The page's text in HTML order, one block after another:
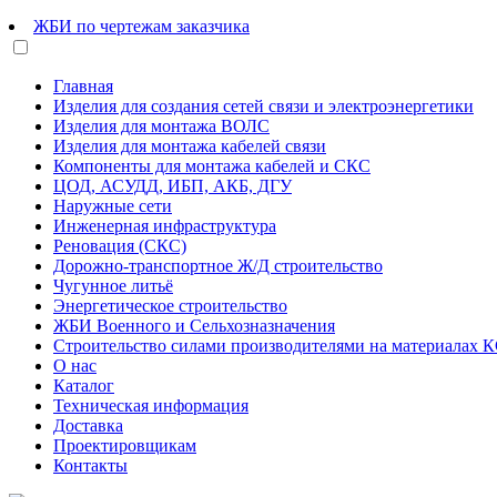
ЖБИ по чертежам заказчика
Главная
Изделия для создания сетей связи и электроэнергетики
Изделия для монтажа ВОЛС
Изделия для монтажа кабелей связи
Компоненты для монтажа кабелей и СКС
ЦОД, АСУДД, ИБП, АКБ, ДГУ
Наружные сети
Инженерная инфраструктура
Реновация (СКС)
Дорожно-транспортное Ж/Д строительство
Чугунное литьё
Энергетическое строительство
ЖБИ Военного и Сельхозназначения
Строительство силами производителями на материалах
О нас
Каталог
Техническая информация
Доставка
Проектировщикам
Контакты